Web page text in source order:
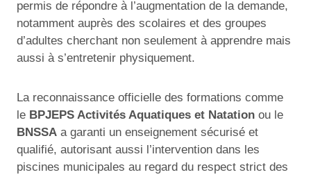
permis de répondre à l’augmentation de la demande,
notamment auprès des scolaires et des groupes
d’adultes cherchant non seulement à apprendre mais
aussi à s’entretenir physiquement.
La reconnaissance officielle des formations comme
le BPJEPS Activités Aquatiques et Natation ou le
BNSSA a garanti un enseignement sécurisé et
qualifié, autorisant aussi l’intervention dans les
piscines municipales au regard du respect strict des